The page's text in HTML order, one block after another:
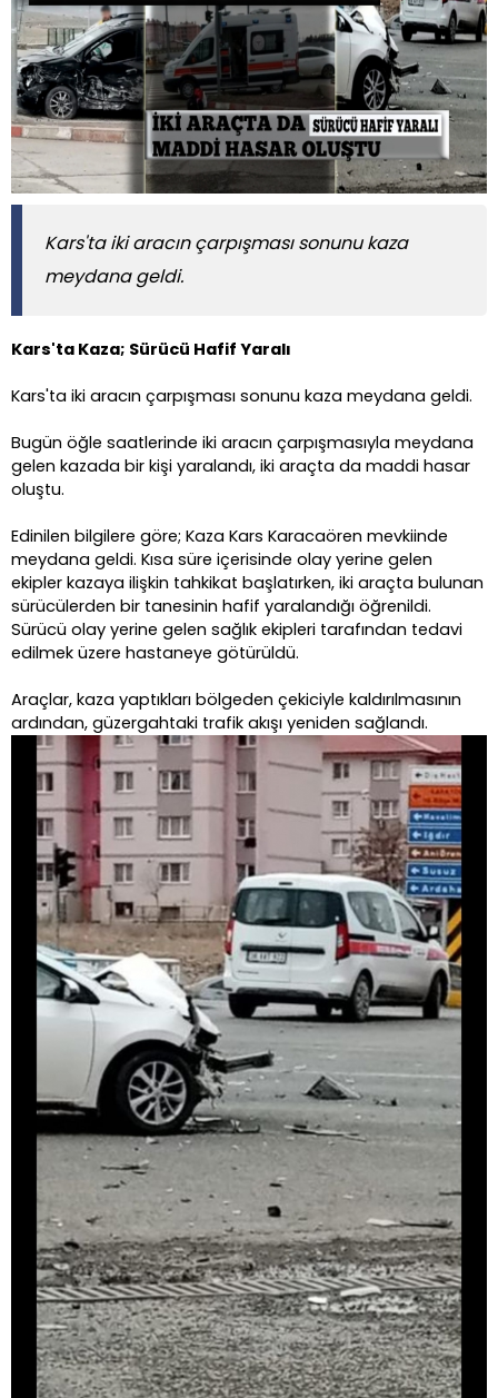
Kars'ta iki aracın çarpışması sonunu kaza
meydana geldi.
Kars'ta Kaza; Sürücü Hafif Yaralı
Kars'ta iki aracın çarpışması sonunu kaza meydana geldi.
Bugün öğle saatlerinde iki aracın çarpışmasıyla meydana
gelen kazada bir kişi yaralandı, iki araçta da maddi hasar
oluştu.
Edinilen bilgilere göre; Kaza Kars Karacaören mevkiinde
meydana geldi. Kısa süre içerisinde olay yerine gelen
ekipler kazaya ilişkin tahkikat başlatırken, iki araçta bulunan
sürücülerden bir tanesinin hafif yaralandığı öğrenildi.
Sürücü olay yerine gelen sağlık ekipleri tarafından tedavi
edilmek üzere hastaneye götürüldü.
Araçlar, kaza yaptıkları bölgeden çekiciyle kaldırılmasının
ardından, güzergahtaki trafik akışı yeniden sağlandı.